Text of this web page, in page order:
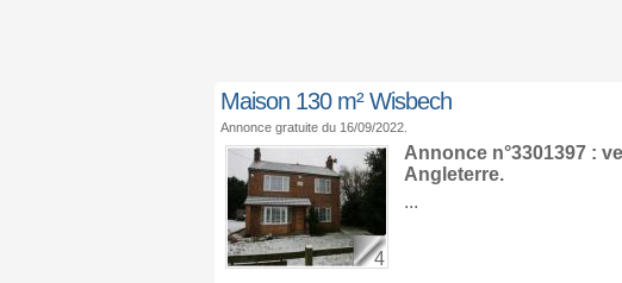
Maison 130 m² Wisbech
Annonce gratuite du 16/09/2022.
4
Annonce n°3301397 :
Angleterre.
...